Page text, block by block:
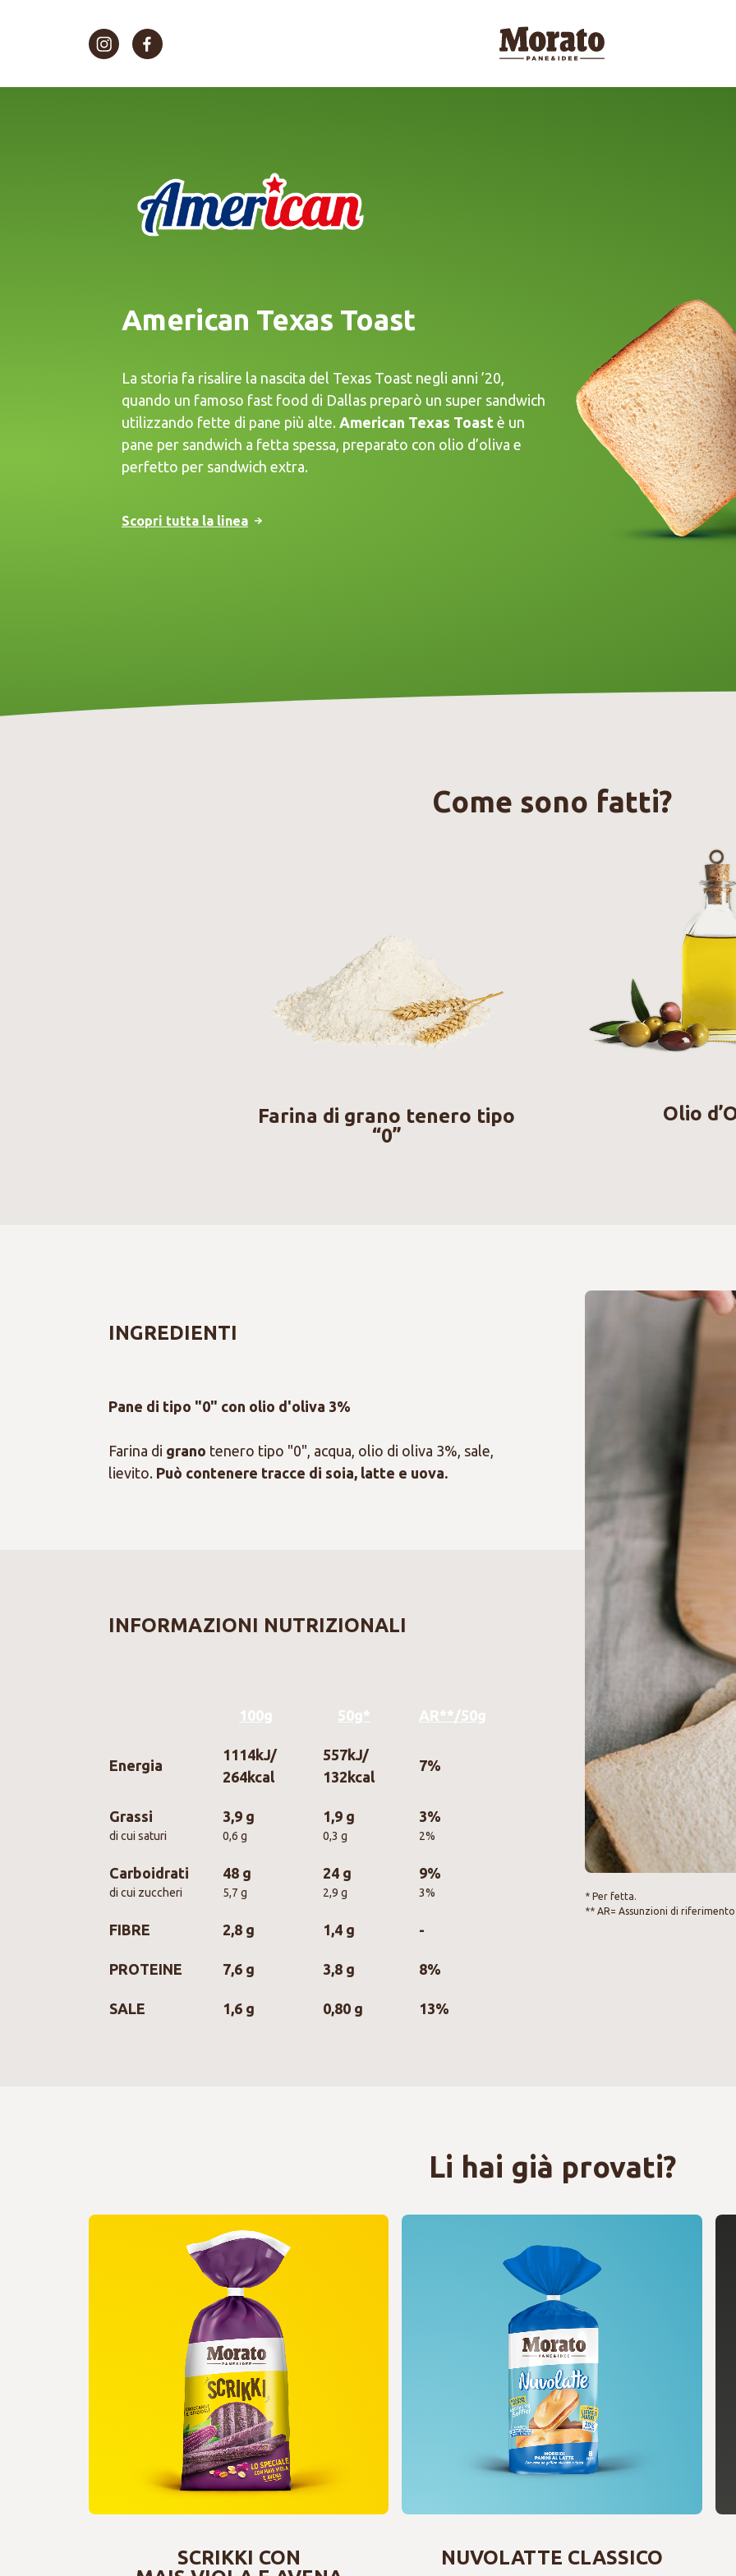
Morato Instagram
Morato Facebook
American Texas Toast
La storia fa risalire la nascita del Texas Toast negli anni ’20,
quando un famoso fast food di Dallas preparò un super sandwich
utilizzando fette di pane più alte. American Texas Toast è un
pane per sandwich a fetta spessa, preparato con olio d’oliva e
perfetto per sandwich extra.
Scopri tutta la linea
Come sono fatti?
Farina di grano tenero tipo
“0”
Olio
INGREDIENTI
Pane di tipo "0" con olio d'oliva 3%
Farina di grano tenero tipo "0", acqua, olio di oliva 3%, sale,
lievito. Può contenere tracce di soia, latte e uova.
* Per fetta.
** AR= Assunzioni di
INFORMAZIONI NUTRIZIONALI
100g 50g* AR**/50g
Energia
1114kJ/
264kcal
557kJ/
132kcal
7%
Grassi
di cui saturi
3,9 g
0,6 g
1,9 g
0,3 g
3%
2%
Carboidrati
di cui zuccheri
48 g
5,7 g
24 g
2,9 g
9%
3%
FIBRE 2,8 g 1,4 g -
PROTEINE 7,6 g 3,8 g 8%
SALE 1,6 g 0,80 g 13%
Li hai già provati?
SCRIKKI CON
NUVOLATTE CLASSICO